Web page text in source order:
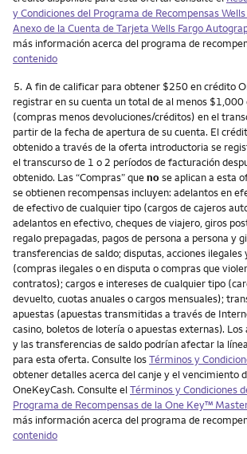
y Condiciones del Programa de Recompensas
Anexo de la Cuenta de Tarjeta Wells Fargo
más información acerca del programa de
contenido
Nota
5. A fin de calificar para obtener $250 en crédito
registrar en su cuenta un total de al menos $1,000
(compras menos devoluciones/créditos) en el
partir de la fecha de apertura de su cuenta. El
obtenido a través de la oferta introductoria se
el transcurso de 1 o 2 períodos de facturación
obtenido. Las “Compras” quenose aplican a esta
se obtienen recompensas incluyen: adelantos en
de efectivo de cualquier tipo (cargos de cajeros
adelantos en efectivo, cheques de viajero, giros
regalo prepagadas, pagos de persona a persona y
transferencias de saldo; disputas, acciones ilegales
(compras ilegales o en disputa o compras que
contratos); cargos e intereses de cualquier tipo
devuelto, cuotas anuales o cargos mensuales);
apuestas (apuestas transmitidas a través de
casino, boletos de lotería o apuestas externas).
y las transferencias de saldo podrían afectar la
para esta oferta. Consulte losTérminos y
obtener detalles acerca del canje y el vencimiento
OneKeyCash. Consulte elTérminos y Condiciones
Programa de Recompensas de la One Key™
más información acerca del programa de
contenido